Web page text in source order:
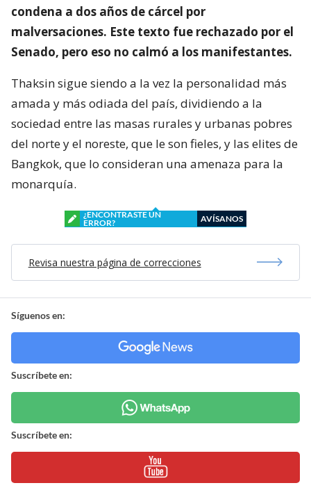
condena a dos años de cárcel por
malversaciones. Este texto fue rechazado por el
Senado, pero eso no calmó a los manifestantes.
Thaksin sigue siendo a la vez la personalidad más
amada y más odiada del país, dividiendo a la
sociedad entre las masas rurales y urbanas pobres
del norte y el noreste, que le son fieles, y las elites de
Bangkok, que lo consideran una amenaza para la
monarquía.
¿ENCONTRASTE UN
ERROR?
AVÍSANOS
Revisa nuestra página de correcciones
Síguenos en:
Suscríbete en:
Suscríbete en: